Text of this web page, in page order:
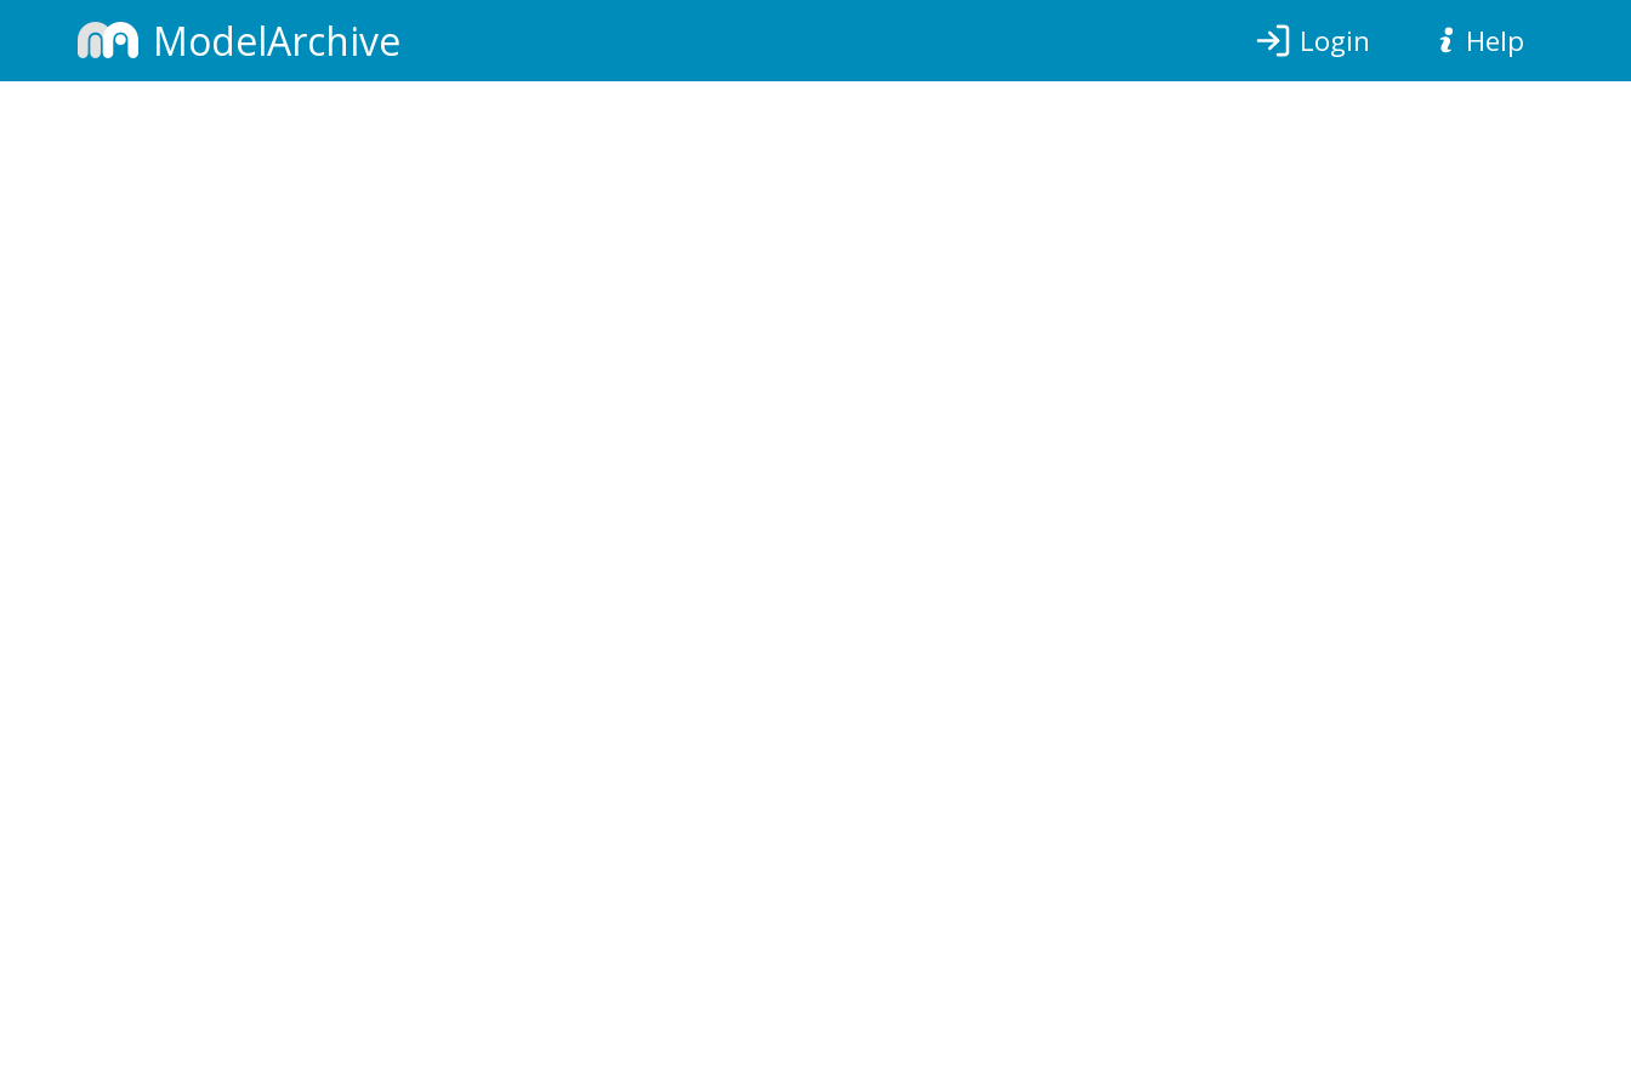
ModelArchive Login Help